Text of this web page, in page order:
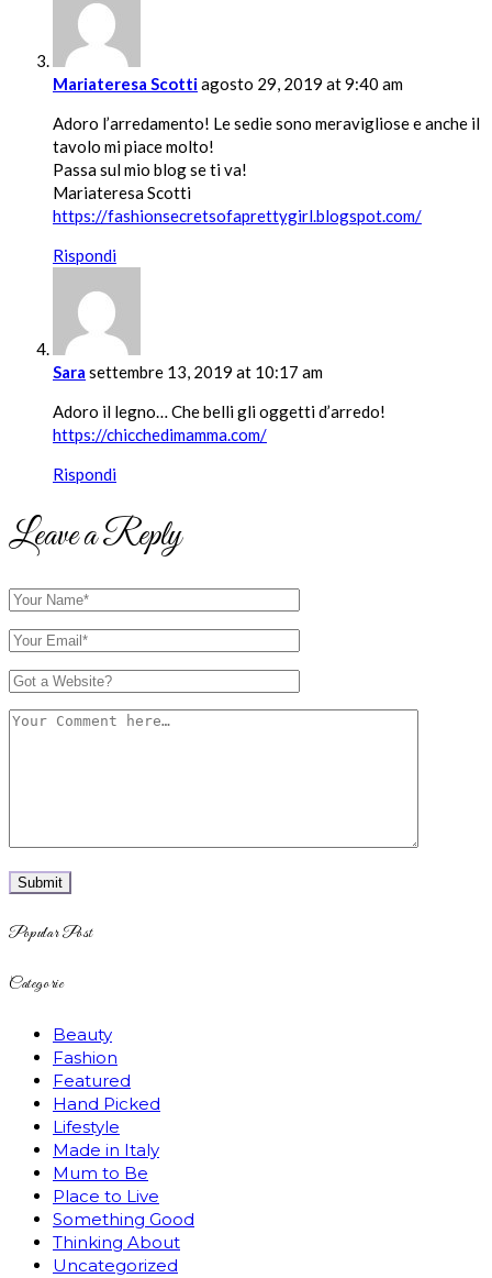
Mariateresa Scottiagosto 29, 2019 at 9:40 am
Adoro l’arredamento! Le sedie sono meravigliose e anche il
tavolo mi piace molto!
Passa sul mio blog se ti va!
Mariateresa Scotti
https://fashionsecretsofaprettygirl.blogspot.com/
Rispondi
Sara settembre 13, 2019 at 10:17 am
Adoro il legno… Che belli gli oggetti d’arredo!
https://chicchedimamma.com/
Rispondi
Leave a Reply
Popular Post
Categorie
Beauty
Fashion
Featured
Hand Picked
Lifestyle
Made in Italy
Mum to Be
Place to Live
Something Good
Thinking About
Uncategorized